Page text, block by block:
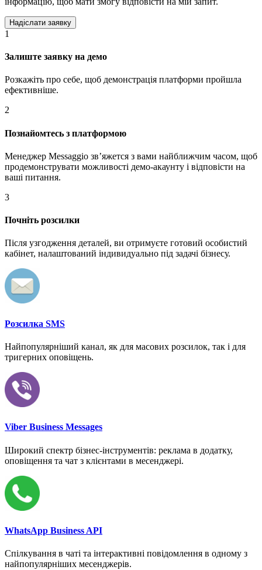
1
Залиште заявку на демо
Розкажіть про себе, щоб демонстрація платформи пройшла
ефективніше.
2
Познайомтесь з платформою
Менеджер Messaggio звʼяжется з вами найближчим часом, щоб
продемонструвати можливості демо-акаунту і відповісти на
ваші питання.
3
Почніть розсилки
Після узгодження деталей, ви отримуєте готовий особистий
кабінет, налаштований індивидуально під задачі бізнесу.
Розсилка SMS
Найпопулярніший канал, як для масових розсилок, так і для
тригерних оповіщень.
Viber Business Messages
Широкий спектр бізнес-інструментів: реклама в додатку,
оповіщення та чат з клієнтами в месенджері.
WhatsApp Business API
Спілкування в чаті та інтерактивні повідомлення в одному з
найпопулярніших месенджерів.